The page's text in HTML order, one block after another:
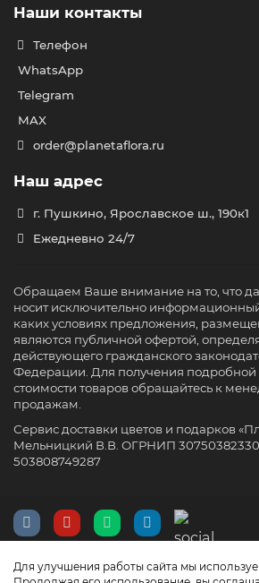
Для улучшения работы сайта мы
Наши контакты
Телефон
WhatsApp
Telegram
MAX
order@planetaflora.ru
Наш адрес
г. Пушкино, Ярославское ш., 190к1
Ежедневно 24/7
Обращаем Ваше внимание на то, что
носит исключительно
каких условиях предложения,
являются публичной офертой,
действующего гражданского
Федерации. Для получения
стоимости товаров обращайтесь к
продажам.
Сервис доставки цветов и подарков
Мельницкий В.В. ОГРНИП
503808749287